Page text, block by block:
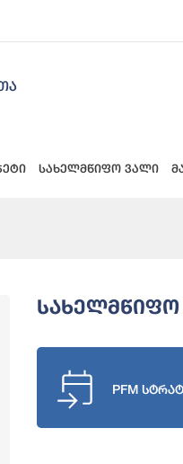
სახელმწიფო ვალი
PFM